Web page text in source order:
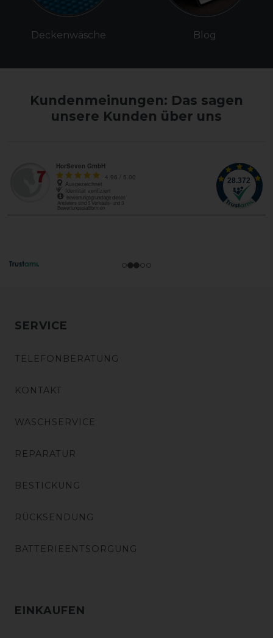
Deckenwäsche Blog
Kundenmeinungen: Das sagen
unsere Kunden über uns
SERVICE
TELEFONBERATUNG
KONTAKT
WASCHSERVICE
REPARATUR
BESTICKUNG
RÜCKSENDUNG
BATTERIEENTSORGUNG
EINKAUFEN